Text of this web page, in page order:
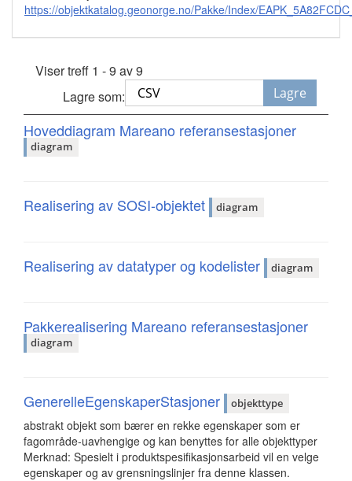
https://objektkatalog.geonorge.no/Pakke/Index/
Viser treff 1 - 9 av 9
Lagre som:
Lagre
Hoveddiagram Mareano referansestasjoner
diagram
Realisering av SOSI-objektet diagram
Realisering av datatyper og kodelister diagram
Pakkerealisering Mareano referansestasjoner
diagram
GenerelleEgenskaperStasjoner objekttype
abstrakt objekt som bærer en rekke egenskaper som er
fagområde-uavhengige og kan benyttes for alle objekttyper
Merknad: Spesielt i produktspesifikasjonsarbeid vil en velge
egenskaper og av grensningslinjer fra denne klassen.